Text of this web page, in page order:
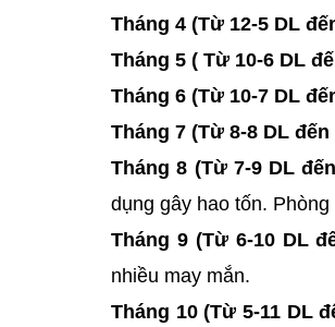
Tháng 4 (Từ 12-5 DL
Tháng 5 ( Từ 10-6 DL
Tháng 6 (Từ 10-7 DL
Tháng 7 (Từ 8-8 DL đến
Tháng 8 (Từ 7-9 DL
dụng gây hao tốn. Phòng
Tháng 9 (Từ 6-10 DL
nhiều may mắn.
Tháng 10 (Từ 5-11 DL